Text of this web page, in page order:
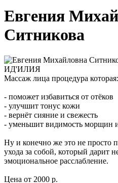
Евгения
Ситникова
Массаж лица процедура которая:
- поможет избавиться от отёков
- улучшит тонус кожи
- вернёт сияние и свежесть
- уменьшит видимость морщин
Ну и конечно же это не просто
ухода за собой, который дарит
эмоциональное расслабление.
Цена от 2000 р.